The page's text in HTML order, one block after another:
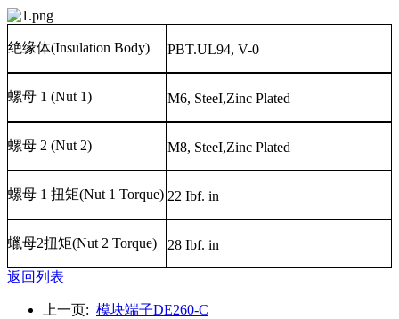
绝缘体(Insulation Body) PBT.UL94, V-0
螺母 1 (Nut 1) M6, SteeI,Zinc Plated
螺母 2 (Nut 2) M8, SteeI,Zinc Plated
螺母 1 扭矩(Nut 1 Torque) 22 Ibf. in
蠟母2扭矩(Nut 2 Torque) 28 Ibf. in
返回列表
上一页: 模块端子DE260-C